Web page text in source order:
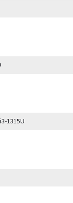
1315U